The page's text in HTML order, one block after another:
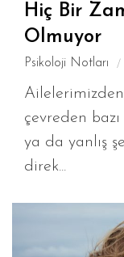
Hiç Bir
Olmuyor
Psikoloji Notları
çevreden
ya da yanlış
direk...